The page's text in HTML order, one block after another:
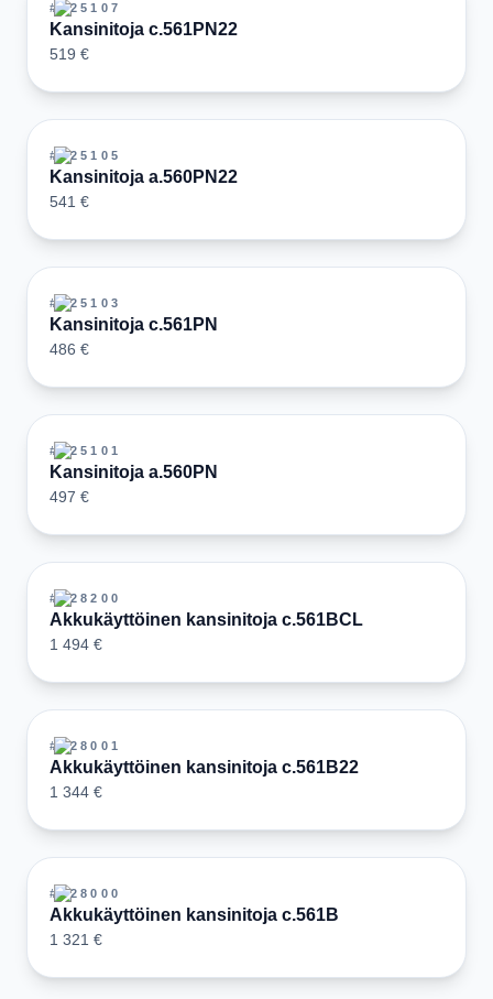
#125107
Kansinitoja c.561PN22
519 €
#125105
Kansinitoja a.560PN22
541 €
#125103
Kansinitoja c.561PN
486 €
#125101
Kansinitoja a.560PN
497 €
#128200
Akkukäyttöinen kansinitoja c.561BCL
1 494 €
#128001
Akkukäyttöinen kansinitoja c.561B22
1 344 €
#128000
Akkukäyttöinen kansinitoja c.561B
1 321 €